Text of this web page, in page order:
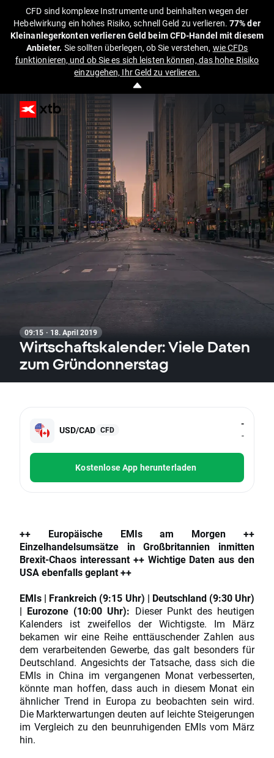
CFD sind komplexe Instrumente und beinhalten wegen der
Hebelwirkung ein hohes Risiko, schnell Geld zu verlieren.77% der
Kleinanlegerkonten verlieren Geld beim CFD-Handel mit diesem
Anbieter. Sie sollten überlegen, ob Sie verstehen, wie CFDs
funktionieren, und ob Sie es sich leisten können, das hohe Risiko
einzugehen, Ihr Geld zu verlieren.
09:15 · 18. April 2019
Wirtschaftskalender: Viele Daten
zum Gründonnerstag
USD/CAD CFD
-
-
Kostenlose App herunterladen
++ Europäische EMIs am Morgen ++
Einzelhandelsumsätze in Großbritannien inmitten
Brexit-Chaos interessant ++ Wichtige Daten aus den
USA ebenfalls geplant ++
EMIs | Frankreich (9:15 Uhr) | Deutschland (9:30 Uhr)
| Eurozone (10:00 Uhr): Dieser Punkt des heutigen
Kalenders ist zweifellos der Wichtigste. Im März
bekamen wir eine Reihe enttäuschender Zahlen aus
dem verarbeitenden Gewerbe, das galt besonders für
Deutschland. Angesichts der Tatsache, dass sich die
EMIs in China im vergangenen Monat verbesserten,
könnte man hoffen, dass auch in diesem Monat ein
ähnlicher Trend in Europa zu beobachten sein wird.
Die Markterwartungen deuten auf leichte Steigerungen
im Vergleich zu den beunruhigenden EMIs vom März
hin.